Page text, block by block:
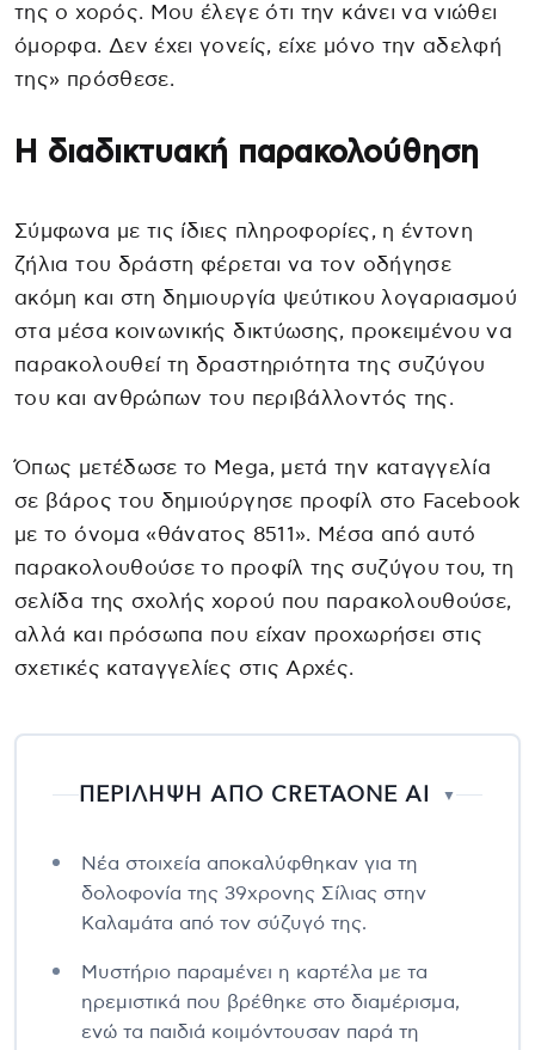
της ο χορός. Μου έλεγε ότι την κάνει να νιώθει
όμορφα. Δεν έχει γονείς, είχε μόνο την αδελφή
της» πρόσθεσε.
Η διαδικτυακή παρακολούθηση
Σύμφωνα με τις ίδιες πληροφορίες, η έντονη
ζήλια του δράστη φέρεται να τον οδήγησε
ακόμη και στη δημιουργία ψεύτικου λογαριασμού
στα μέσα κοινωνικής δικτύωσης, προκειμένου να
παρακολουθεί τη δραστηριότητα της συζύγου
του και ανθρώπων του περιβάλλοντός της.
Όπως μετέδωσε το Mega, μετά την καταγγελία
σε βάρος του δημιούργησε προφίλ στο Facebook
με το όνομα «θάνατος 8511». Μέσα από αυτό
παρακολουθούσε το προφίλ της συζύγου του, τη
σελίδα της σχολής χορού που παρακολουθούσε,
αλλά και πρόσωπα που είχαν προχωρήσει στις
σχετικές καταγγελίες στις Αρχές.
ΠΕΡΙΛΗΨΗ ΑΠΟ CRETAONE AI ▼
Νέα στοιχεία αποκαλύφθηκαν για τη
δολοφονία της 39χρονης Σίλιας στην
Καλαμάτα από τον σύζυγό της.
Μυστήριο παραμένει η καρτέλα με τα
ηρεμιστικά που βρέθηκε στο διαμέρισμα,
ενώ τα παιδιά κοιμόντουσαν παρά τη